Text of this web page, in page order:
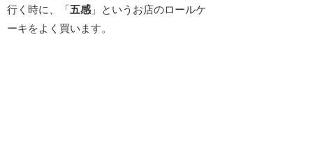
行く時に、「 五感 」というお店のロールケ
ーキをよく買います。